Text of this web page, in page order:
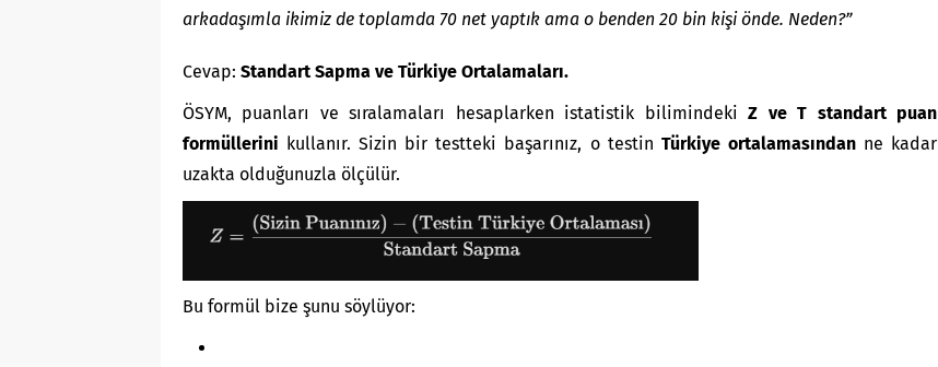
arkadaşımla ikimiz de toplamda 70 net yaptık ama o benden 20 bin kişi önde. Neden?”
Cevap: Standart Sapma ve Türkiye Ortalamaları.
ÖSYM, puanları ve sıralamaları hesaplarken istatistik bilimindekiZ ve T standart puan
formüllerini kullanır. Sizin bir testteki başarınız, o testin Türkiye ortalamasındanne kadar
uzakta olduğunuzla ölçülür.
Bu formül bize şunu söylüyor: